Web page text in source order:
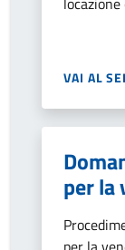
VAI AL
per la